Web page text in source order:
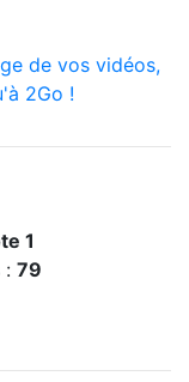
de vos vidéos,
2Go !
1
: 79